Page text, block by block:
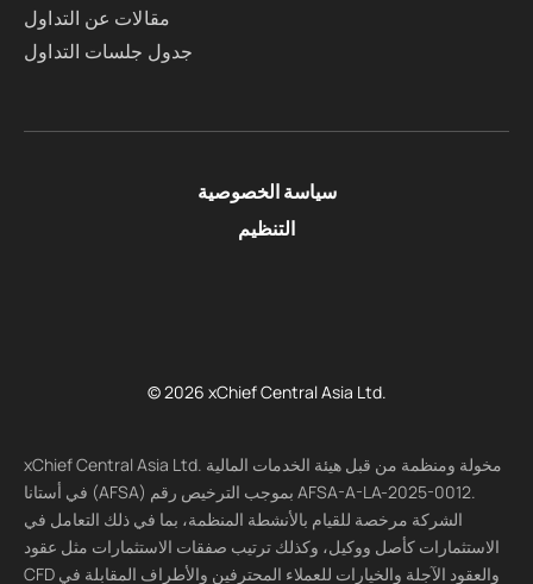
مقالات عن التداول
جدول جلسات التداول
سياسة الخصوصية
التنظيم
© 2026 xChief Central Asia Ltd.
xChief Central Asia Ltd. مخولة ومنظمة من قبل هيئة الخدمات المالية
في أستانا (AFSA) بموجب الترخيص رقم AFSA-A-LA-2025-0012.
الشركة مرخصة للقيام بالأنشطة المنظمة، بما في ذلك التعامل في
الاستثمارات كأصل ووكيل، وكذلك ترتيب صفقات الاستثمارات مثل عقود
CFD والعقود الآجلة والخيارات للعملاء المحترفين والأطراف المقابلة في